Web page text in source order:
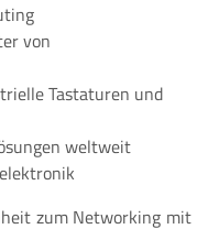
von
Tastaturen und
weltweit
zum Networking mit